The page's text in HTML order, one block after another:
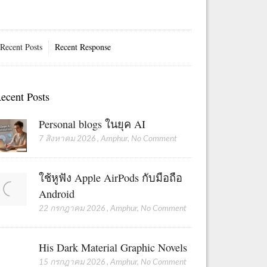
Recent Posts Recent Response
Posts
Personal blogs ในยุค AI
7 สิงหาคม 2026 ,Amphur, No Comment
ใช้หูฟัง Apple AirPods กับมือถือ
Android
22 กรกฎาคม 2026 ,Amphur, No Comment
His Dark Material Graphic Novels
15 กรกฎาคม 2026 ,Amphur, No Comment